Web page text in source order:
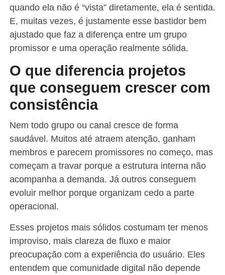
quando ela não é “vista” diretamente, ela é sentida.
E, muitas vezes, é justamente esse bastidor bem
ajustado que faz a diferença entre um grupo
promissor e uma operação realmente sólida.
O que diferencia projetos
que conseguem crescer com
consistência
Nem todo grupo ou canal cresce de forma
saudável. Muitos até atraem atenção, ganham
membros e parecem promissores no começo, mas
começam a travar porque a estrutura interna não
acompanha a demanda. Já outros conseguem
evoluir melhor porque organizam cedo a parte
operacional.
Esses projetos mais sólidos costumam ter menos
improviso, mais clareza de fluxo e maior
preocupação com a experiência do usuário. Eles
entendem que comunidade digital não depende